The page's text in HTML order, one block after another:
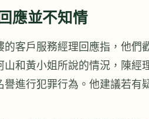
應並不知情
的客戶服務經理回應指，他們
山和黃小姐所說的情況，陳經
譽進行犯罪行為。他建議若有